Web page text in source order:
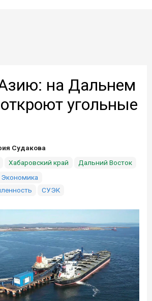
на Дальнем
угольные
Судакова
Хабаровский край
Дальний Восток
Экономика
СУЭК